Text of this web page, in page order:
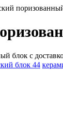
блок с
блок 44